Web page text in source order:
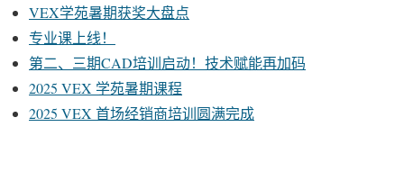
VEX学苑暑期获奖大盘点
专业课上线！
第二、三期CAD培训启动！技术赋能再加码
2025 VEX 学苑暑期课程
2025 VEX 首场经销商培训圆满完成